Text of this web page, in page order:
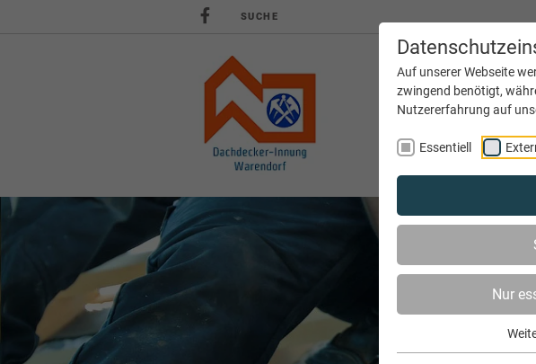
Auf unserer Webseite
zwingend benötigt,
Nutzererfahrung auf
Essentiell
Nur
SUCHE